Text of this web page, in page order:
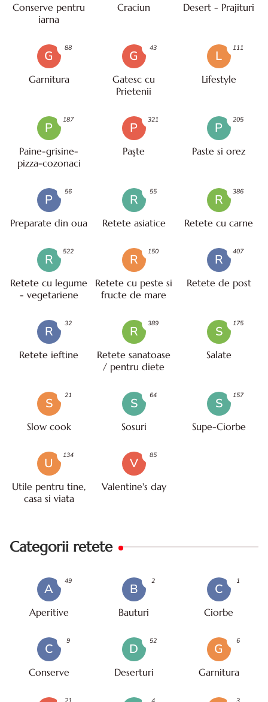
Conserve pentru
iarna
Craciun Desert - Prajituri
G
Garnitura
88
G
Gatesc cu
Prietenii
43
L
Lifestyle
111
P
Paine-grisine-
pizza-cozonaci
187
P
Paşte
321
P
Paste si orez
205
P
Preparate din oua
56
R
Retete asiatice
55
R
Retete cu carne
386
R
Retete cu legume
- vegetariene
522
R
Retete cu peste si
fructe de mare
150
R
Retete de post
407
R
Retete ieftine
32
R
Retete sanatoase
/ pentru diete
389
S
Salate
175
S
Slow cook
21
S
Sosuri
64
S
Supe-Ciorbe
157
U
Utile pentru tine,
casa si viata
134
V
Valentine's day
85
Categorii retete
A
Aperitive
49
B
Bauturi
2
C
Ciorbe
1
C
Conserve
9
D
Deserturi
52
G
Garnitura
6